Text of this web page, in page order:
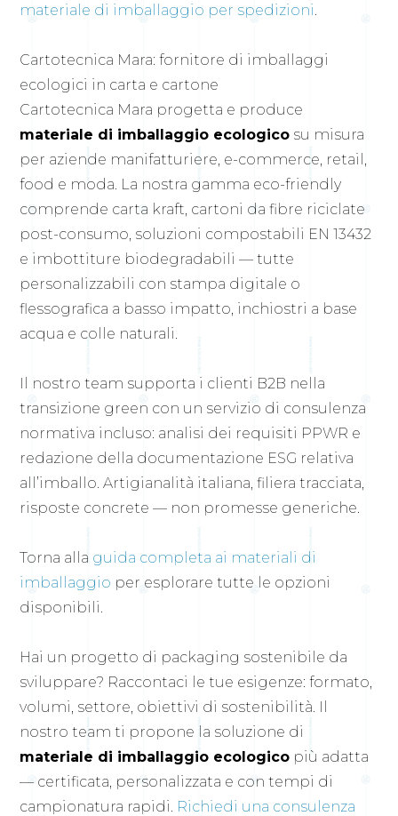
materiale di imballaggio per spedizioni
Cartotecnica Mara: fornitore di imballaggi
ecologici in carta e cartone
Cartotecnica Mara progetta e produce
materiale di imballaggio ecologico su misura
per aziende manifatturiere, e-commerce, retail,
food e moda. La nostra gamma eco-friendly
comprende carta kraft, cartoni da fibre riciclate
post-consumo, soluzioni compostabili EN 13432
e imbottiture biodegradabili — tutte
personalizzabili con stampa digitale o
flessografica a basso impatto, inchiostri a base
acqua e colle naturali.
Il nostro team supporta i clienti B2B nella
transizione green con un servizio di consulenza
normativa incluso: analisi dei requisiti PPWR e
redazione della documentazione ESG relativa
all’imballo. Artigianalità italiana, filiera tracciata,
risposte concrete — non promesse generiche.
Torna alla guida completa ai materiali di
imballaggio per esplorare tutte le opzioni
disponibili.
Hai un progetto di packaging sostenibile da
sviluppare? Raccontaci le tue esigenze: formato,
volumi, settore, obiettivi di sostenibilità. Il
nostro team ti propone la soluzione di
materiale di imballaggio ecologico più adatta
— certificata, personalizzata e con tempi di
campionatura rapidi. Richiedi una consulenza